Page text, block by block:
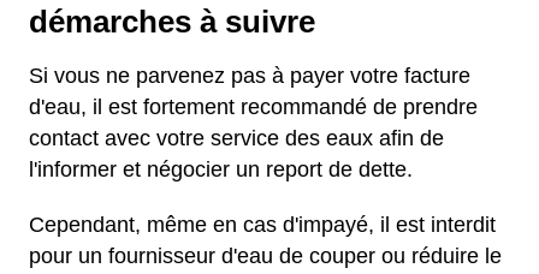
démarches à suivre
Si vous ne parvenez pas à payer votre facture
d'eau, il est fortement recommandé de prendre
contact avec votre service des eaux afin de
l'informer et négocier un report de dette.
Cependant, même en cas d'impayé, il est interdit
pour un fournisseur d'eau de couper ou réduire le